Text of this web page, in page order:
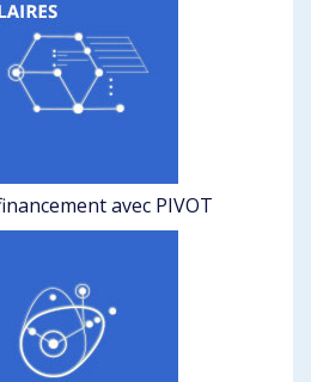
avec PIVOT